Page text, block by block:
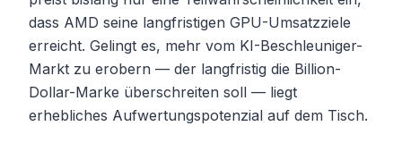
dass AMD seine langfristigen GPU-Umsatzziele
erreicht. Gelingt es, mehr vom KI-Beschleuniger-
Markt zu erobern — der langfristig die Billion-
Dollar-Marke überschreiten soll — liegt
erhebliches Aufwertungspotenzial auf dem Tisch.